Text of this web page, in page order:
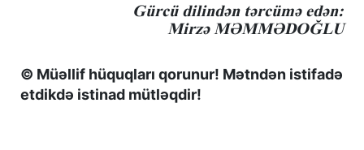
Gürcü dilindən tərcümə edən:
Mirzə MƏMMƏDOĞLU
© Müəllif hüquqları qorunur! Mətndən istifadə
etdikdə istinad mütləqdir!